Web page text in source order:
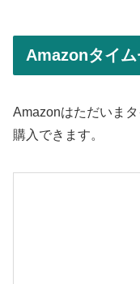
Amazonタイ
Amazonはただいま
購入できます。